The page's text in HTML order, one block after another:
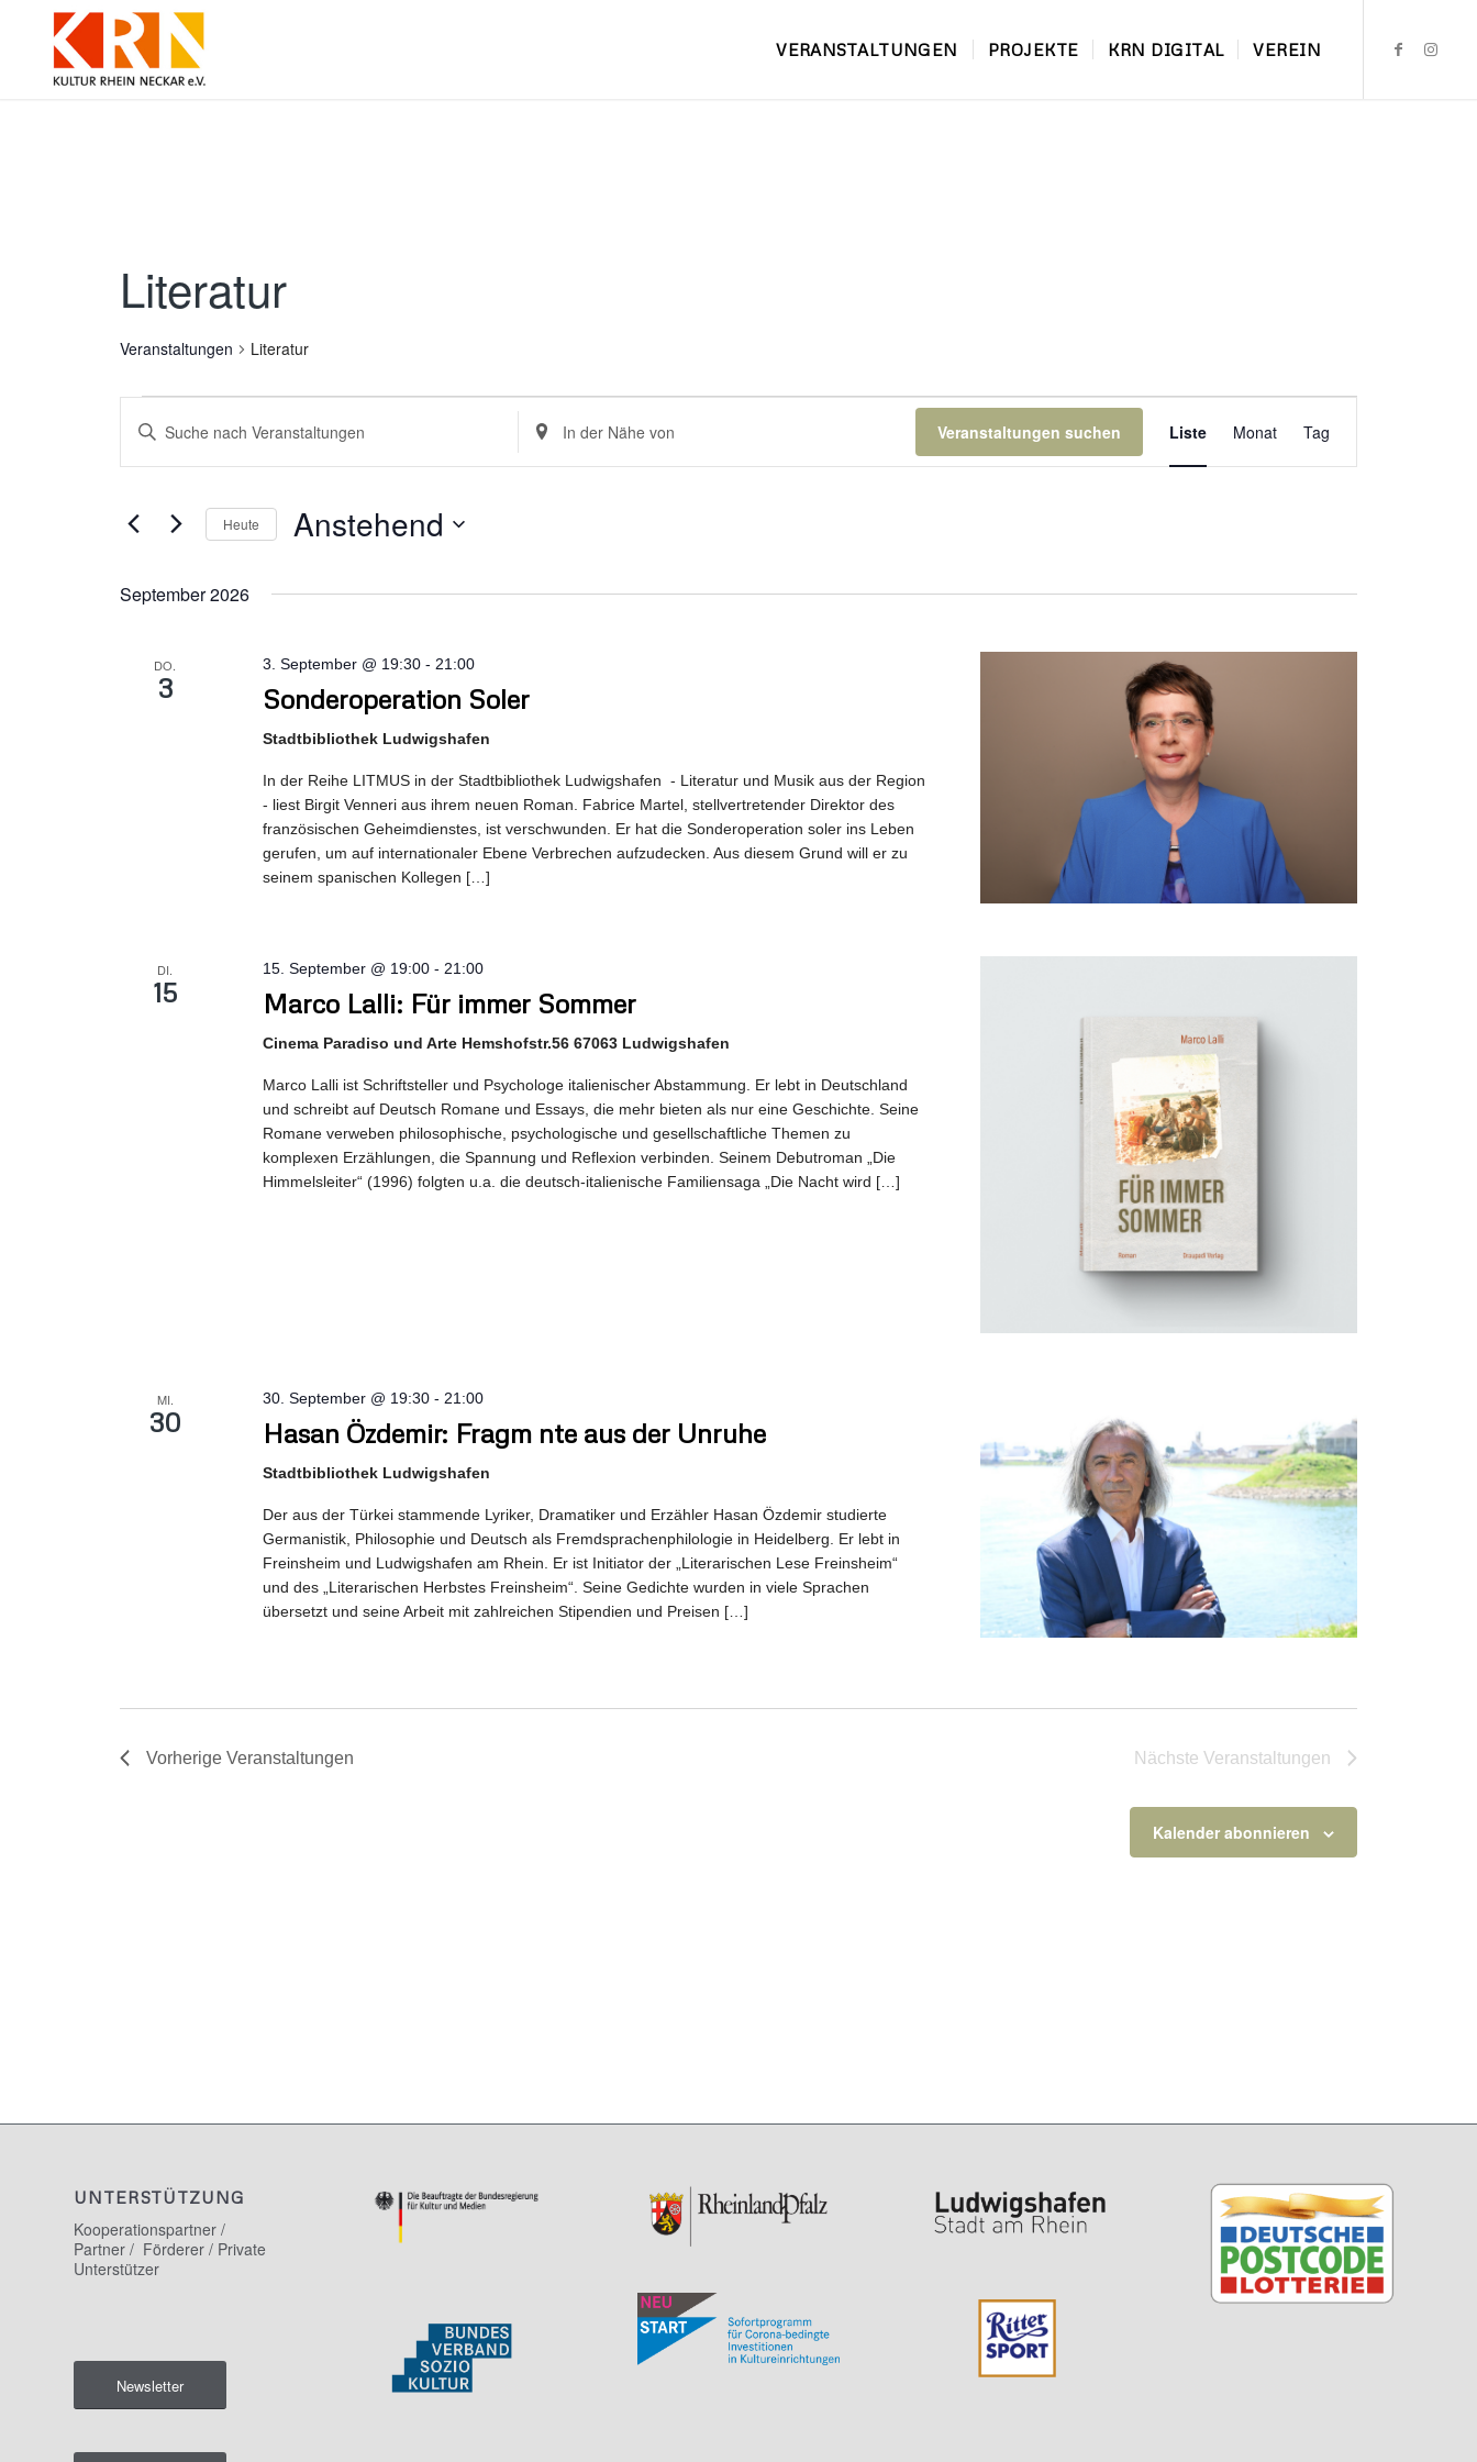
VERANSTALTUNGEN PROJEKTE KRN DIGITAL VEREIN
Literatur
Veranstaltungen Literatur
Veranstaltungen
Suche
und
Ansichten,
Bitte
Schlüsselwort
Veranstaltungen
Schlüsselwort.
Standort
eingeben.
Suche
Veranstaltungen suchen
Ansichten-
Liste Monat Tag
Heute Anstehend
September 2026
DO.
3 Sonderoperation Soler
3. September @ 19:30 - 21:00
Stadtbibliothek Ludwigshafen
In der Reihe LITMUS in der Stadtbibliothek Ludwigshafen - Literatur und Musik aus der Region
- liest Birgit Venneri aus ihrem neuen Roman. Fabrice Martel, stellvertretender Direktor des
französischen Geheimdienstes, ist verschwunden. Er hat die Sonderoperation soler ins Leben
gerufen, um auf internationaler Ebene Verbrechen aufzudecken. Aus diesem Grund will er zu
seinem spanischen Kollegen […]
DI.
15 Marco Lalli: Für immer Sommer
15. September @ 19:00 - 21:00
Cinema Paradiso und Arte Hemshofstr.56 67063 Ludwigshafen
Marco Lalli ist Schriftsteller und Psychologe italienischer Abstammung. Er lebt in Deutschland
und schreibt auf Deutsch Romane und Essays, die mehr bieten als nur eine Geschichte. Seine
Romane verweben philosophische, psychologische und gesellschaftliche Themen zu
komplexen Erzählungen, die Spannung und Reflexion verbinden. Seinem Debutroman „Die
Himmelsleiter“ (1996) folgten u.a. die deutsch-italienische Familiensaga „Die Nacht wird […]
MI.
30 Hasan Özdemir: Fragm nte aus der Unruhe
30. September @ 19:30 -21:00
Stadtbibliothek Ludwigshafen
Der aus der Türkei stammende Lyriker, Dramatiker und Erzähler Hasan Özdemir studierte
Germanistik, Philosophie und Deutsch als Fremdsprachenphilologie in Heidelberg. Er lebt in
Freinsheim und Ludwigshafen am Rhein. Er ist Initiator der „Literarischen Lese Freinsheim“
und des „Literarischen Herbstes Freinsheim“. Seine Gedichte wurden in viele Sprachen
übersetzt und seine Arbeit mit zahlreichen Stipendien und Preisen […]
Vorherige Veranstaltungen Nächste Veranstaltungen
Kalender abonnieren
UNTERSTÜTZUNG
Kooperationspartner /
Partner / Förderer / Private
Unterstützer
Newsletter